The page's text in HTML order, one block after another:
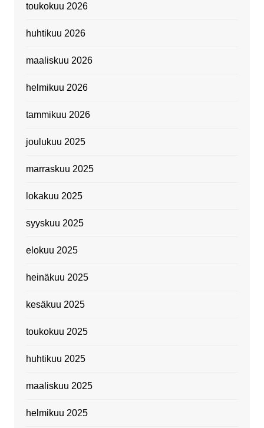
toukokuu 2026
huhtikuu 2026
maaliskuu 2026
helmikuu 2026
tammikuu 2026
joulukuu 2025
marraskuu 2025
lokakuu 2025
syyskuu 2025
elokuu 2025
heinäkuu 2025
kesäkuu 2025
toukokuu 2025
huhtikuu 2025
maaliskuu 2025
helmikuu 2025